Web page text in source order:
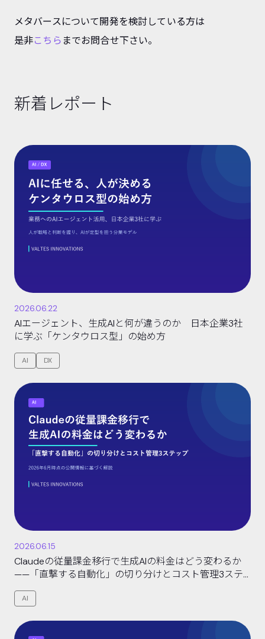
メタバースについて開発を検討している方は
是非こちら までお問合せ下さい。
新着レポート
2026.06.22
AIエージェント、生成AIと何が違うのか 日本企業3社
に学ぶ「ケンタウロス型」の始め方
AI DX
2026.06.15
Claudeの従量課金移行で生成AIの料金はどう変わるか
——「直撃する自動化」の切り分けとコスト管理3ステ
AI